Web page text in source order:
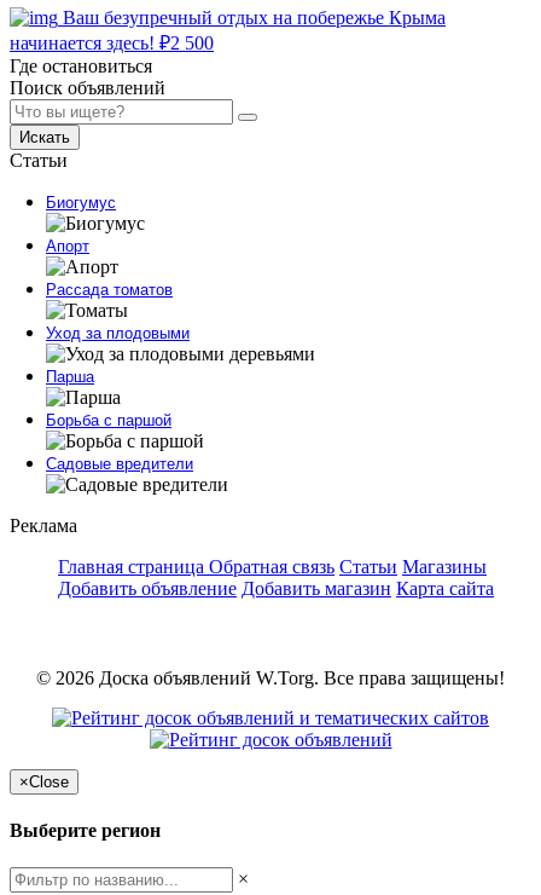
Ваш безупречный отдых на побережье Крыма
начинается здесь! ₽2 500
Где остановиться
Поиск объявлений
Искать
Статьи
Биогумус
Апорт
Рассада томатов
Уход за плодовыми
Парша
Борьба с паршой
Садовые вредители
Реклама
Главная страница Обратная связь Статьи Магазины
Добавить объявление Добавить магазин Карта сайта
© 2026 Доска объявлений W.Torg. Все права защищены!
×Close
Выберите регион
×